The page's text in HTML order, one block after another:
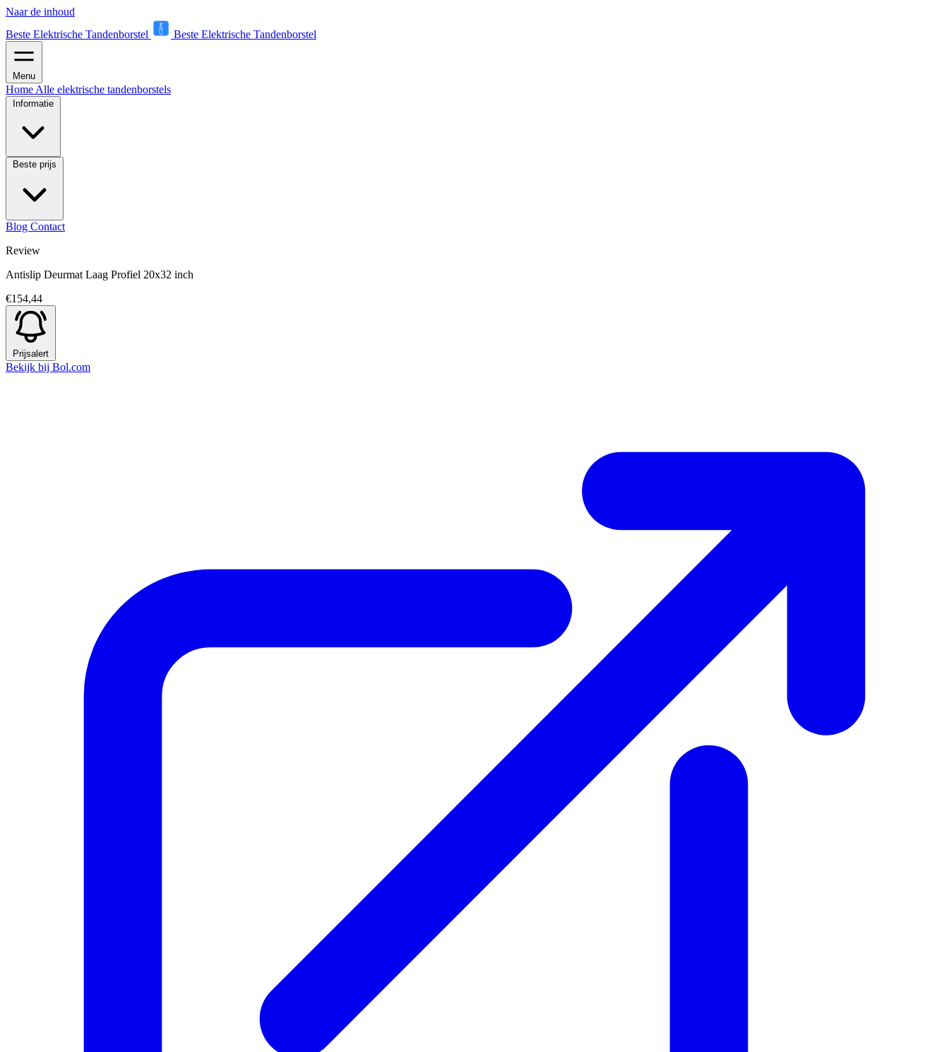
Naar de inhoud
Beste Elektrische Tandenborstel
Beste Elektrische Tandenborstel
Menu
Home Alle elektrische tandenborstels
Informatie
Beste prijs
Blog Contact
Review
Antislip Deurmat Laag Profiel 20x32 inch
€154,44
Prijsalert
Bekijk bij Bol.com